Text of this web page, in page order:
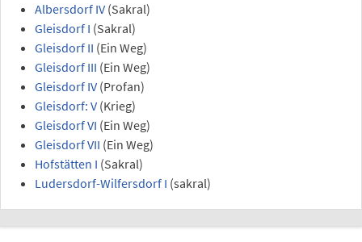
Albersdorf IV (Sakral)
Gleisdorf I (Sakral)
Gleisdorf II (Ein Weg)
Gleisdorf III (Ein Weg)
Gleisdorf IV (Profan)
Gleisdorf: V (Krieg)
Gleisdorf VI (Ein Weg)
Gleisdorf VII (Ein Weg)
Hofstätten I (Sakral)
Ludersdorf-Wilfersdorf I (sakral)